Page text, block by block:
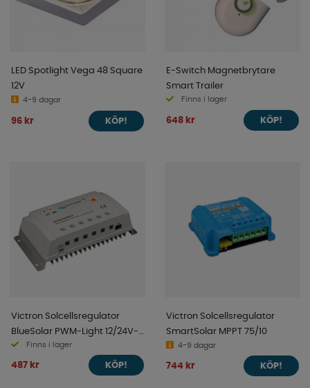
LED Spotlight Vega 48 Square
12V
4-9 dagar
96 kr KÖP!
E-Switch Magnetbrytare
Smart Trailer
Finns i lager
648 kr KÖP!
Victron Solcellsregulator
BlueSolar PWM-Light 12/24V-
30AFinns i lager
487 kr KÖP!
Victron Solcellsregulator
SmartSolar MPPT 75/10
4-9 dagar
744 kr KÖP!